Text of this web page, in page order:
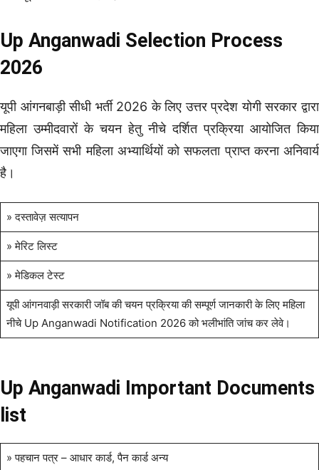
Up Anganwadi Selection Process
2026
यूपी आंगनबाड़ी सीधी भर्ती 2026 के लिए उत्तर प्रदेश योगी सरकार द्वारा
महिला उम्मीदवारों के चयन हेतु नीचे दर्शित प्रक्रिया आयोजित किया
जाएगा जिसमें सभी महिला अभ्यार्थियों को सफलता प्राप्त करना अनिवार्य
है।
» दस्तावेज़ सत्यापन
» मेरिट लिस्ट
» मेडिकल टेस्ट
यूपी आंगनवाड़ी सरकारी जॉब की चयन प्रक्रिया की सम्पूर्ण जानकारी के लिए महिला
नीचे Up Anganwadi Notification 2026 को भलीभांति जांच कर लेवे।
Up Anganwadi Important Documents
list
» पहचान पत्र – आधार कार्ड, पैन कार्ड अन्य